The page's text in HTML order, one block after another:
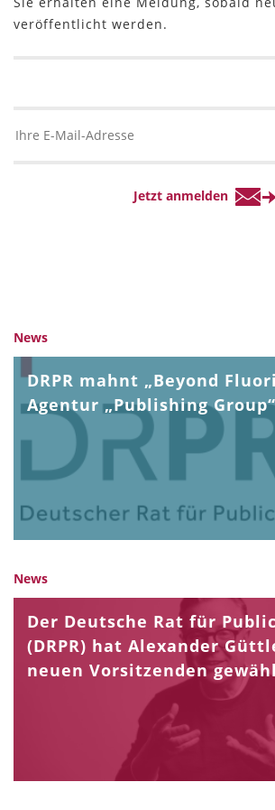
veröffentlicht werden.
News
DRPR mahnt „Beyond
Agentur „Publishing Group“
News
Der Deutsche Rat für
(DRPR) hat Alexander
neuen Vorsitzenden